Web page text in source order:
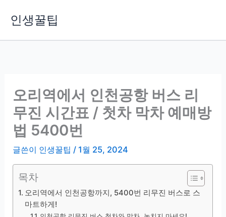
인생꿀팁
오리역에서 인천공항 버스 리
무진 시간표 / 첫차 막차 예매방
법 5400번
글쓴이 인생꿀팁 / 1월 25, 2024
목차
오리역에서 인천공항까지, 5400번 리무진 버스로 스
마트하게!